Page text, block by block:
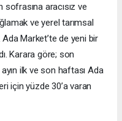
sofrasına aracısız ve
ve yerel tarımsal
Market’te de yeni bir
Karara göre; son
ilk ve son haftası Ada
için yüzde 30’a varan